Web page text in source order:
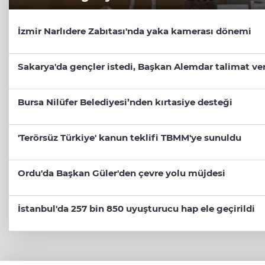
İzmir Narlıdere Zabıtası'nda yaka kamerası dönemi
Sakarya'da gençler istedi, Başkan Alemdar talimat
Bursa Nilüfer Belediyesi’nden kırtasiye desteği
'Terörsüz Türkiye' kanun teklifi TBMM'ye sunuldu
Ordu'da Başkan Güler'den çevre yolu müjdesi
İstanbul'da 257 bin 850 uyuşturucu hap ele geçirildi